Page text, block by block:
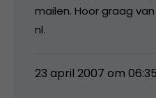
mailen. Hoor graag
nl.
23 april 2007 om 06:35